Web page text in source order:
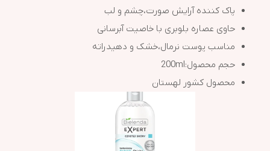
پاک کننده آرایش صورت،چشم و لب
حاوی عصاره بلوبری با خاصیت آبرسانی
مناسب پوست نرمال،خشک و دهیدراته
حجم محصول:200ml
محصول کشور لهستان